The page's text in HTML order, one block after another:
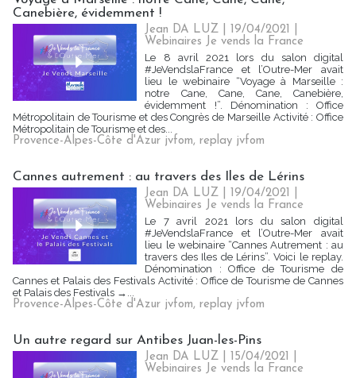
Canebière, évidemment !
Jean DA LUZ | 19/04/2021
Webinaires Je vends la France
Le 8 avril 2021 lors du salon digital
#JeVendslaFrance et l’Outre-Mer avait
lieu le webinaire “Voyage à Marseille :
notre Cane, Cane, Cane, Canebière,
évidemment !”. Dénomination : Office
Métropolitain de Tourisme et des Congrès de Marseille Activité : Office
Métropolitain de Tourisme et des...
Provence-Alpes-Côte d'Azur jvfom, replay jvfom
Cannes autrement : au travers des Iles de Lérins
Jean DA LUZ | 19/04/2021
Webinaires Je vends la France
Le 7 avril 2021 lors du salon digital
#JeVendslaFrance et l’Outre-Mer avait
lieu le webinaire “Cannes Autrement : au
travers des Iles de Lérins”. Voici le replay.
Dénomination : Office de Tourisme de
Cannes et Palais des Festivals Activité : Office de Tourisme de Cannes
et Palais des Festivals →...
Provence-Alpes-Côte d'Azur jvfom, replay jvfom
Un autre regard sur Antibes Juan-les-Pins
Jean DA LUZ | 15/04/2021
Webinaires Je vends la France